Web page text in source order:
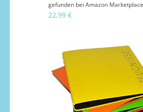
gefunden bei Amazon Marketplace
22,99 €